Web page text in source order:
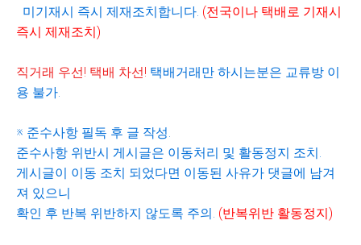
미기재시 즉시 제재조치합니다. (전국이나 택배로 기재시
즉시 제재조치)
직거래 우선! 택배 차선! 택배거래만 하시는분은 교류방 이
용 불가.
※ 준수사항 필독 후 글 작성.
준수사항 위반시 게시글은 이동처리 및 활동정지 조치.
게시글이 이동 조치 되었다면 이동된 사유가 댓글에 남겨
져 있으니
확인 후 반복 위반하지 않도록 주의. (반복위반 활동정지)